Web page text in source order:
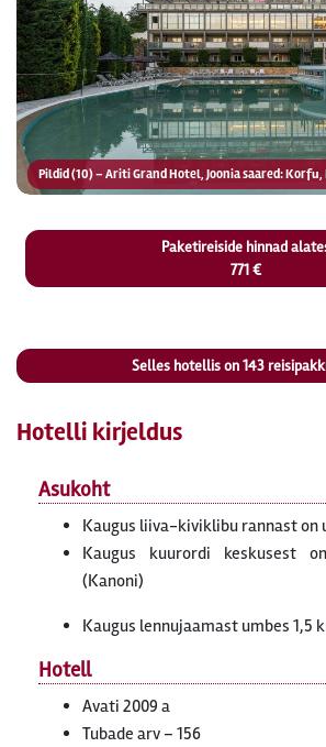
Pildid (10) – Ariti Grand Hotel, Joonia saared:
Paketireiside hinnad
771 €
Selles hotellis on143
Hotelli kirjeldus
Asukoht
Kaugus liiva-kiviklibu rannast on
Kaugus kuurordi keskusest
(Kanoni)
Kaugus lennujaamast umbes 1,5
Hotell
Avati 2009 a
Tubade arv – 156